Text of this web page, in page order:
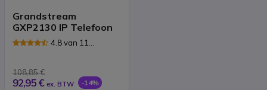
Grandstream
GXP2130 IP Telefoon
4.8 van 11
108,85 €
92,95 € ex. BTW -14%